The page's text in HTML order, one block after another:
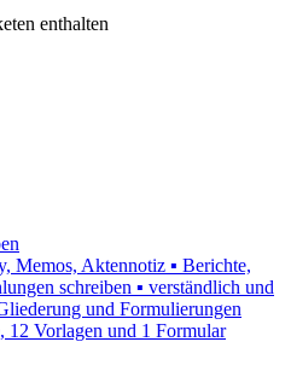
enthalten
Memos, Aktennotiz ▪ Berichte,
schreiben ▪ verständlich und
und Formulierungen
12 Vorlagen und 1 Formular